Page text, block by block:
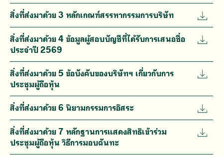
สิ่งที่ส่งมาด้วย 3 หลักเกณฑ์สรรหากรรมการบริษัท
สิ่งที่ส่งมาด้วย 4 ข้อมูลผู้สอบบัญชีที่ได้รับการเสนอชื่อ
ประจำปี 2569
สิ่งที่ส่งมาด้วย 5 ข้อบังคับของบริษัทฯ เกี่ยวกับการ
ประชุมผู้ถือหุ้น
สิ่งที่ส่งมาด้วย 6 นิยามกรรมการอิสระ
สิ่งที่ส่งมาด้วย 7 หลักฐานการแสดงสิทธิเข้าร่วม
ประชุมผู้ถือหุ้น วิธีการมอบฉันทะ